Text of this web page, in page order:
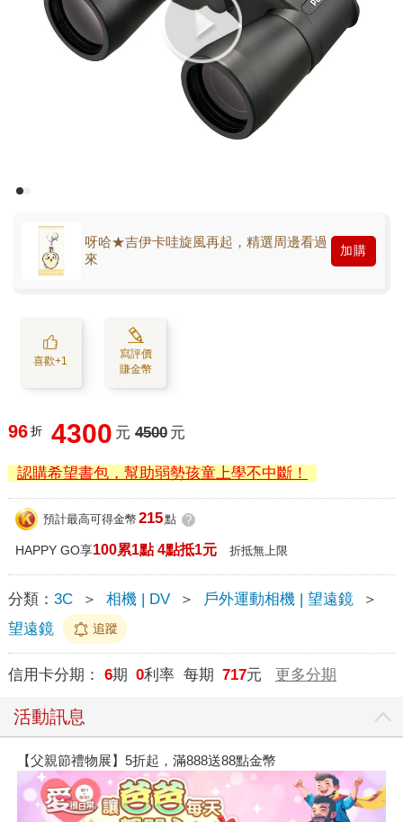
呀哈★吉伊卡哇旋風再起，精選周邊看過
來
加購
喜歡+1
寫評價
賺金幣
96 折 4300 元 4500 元
認購希望書包，幫助弱勢孩童上學不中斷！
預計最高可得金幣 215點 ?
HAPPY GO享100累1點 4點抵1元 折抵無上限
分類： 3C ＞ 相機 | DV ＞ 戶外運動相機 | 望遠鏡
＞
望遠鏡
追蹤
信用卡分期： 6期 0利率 每期 717元 更多分期
活動訊息
【父親節禮物展】5折起，滿888送88點金幣